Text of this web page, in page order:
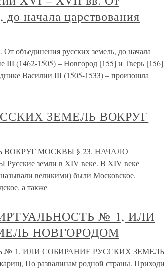
начала царствования
объединения русских земель, до начала
III (1462-1505) – Новгород [155] и Тверь [156]
Василии III (1505-1533) – произошла
ЗЕМЕЛЬ ВОКРУГ
ВОКРУГ МОСКВЫ § 23. НАЧАЛО
земли в XIV веке. В XIV веке
великими) были Московское,
а также
№ 1, ИЛИ
НОВГОРОДОМ
№ 1, ИЛИ СОБИРАНИЕ РУССКИХ ЗЕМЕЛЬ
По развалинам родной страны. Приходи